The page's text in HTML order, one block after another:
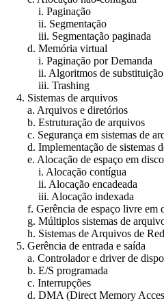
i. Paginação
ii. Segmentação
iii. Segmentação paginada
d. Memória virtual
i. Paginação por Demanda
ii. Algoritmos de substituição
iii. Trashing
4. Sistemas de arquivos
a. Arquivos e diretórios
b. Estruturação de arquivos
c. Segurança em sistemas de
d. Implementação de sistemas
e. Alocação de espaço em disco
i. Alocação contígua
ii. Alocação encadeada
iii. Alocação indexada
f. Gerência de espaço livre em
g. Múltiplos sistemas de
h. Sistemas de Arquivos de
5. Gerência de entrada e saída
a. Controlador e driver de
b. E/S programada
c. Interrupções
d. DMA (Direct Memory Access